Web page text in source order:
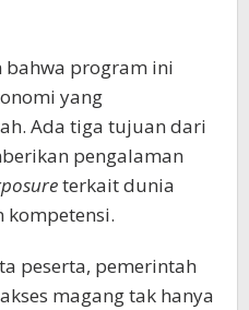
bahwa program ini
yang
Ada tiga tujuan dari
pengalaman
terkait dunia
kompetensi.
peserta, pemerintah
magang tak hanya